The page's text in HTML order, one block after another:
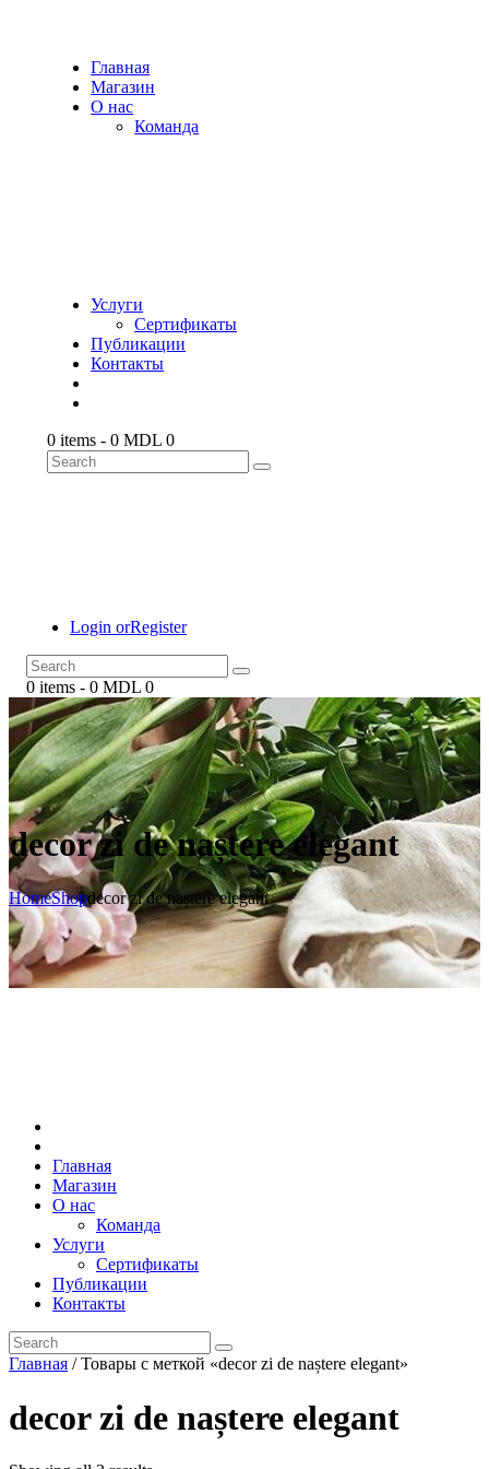
Главная
Магазин
О нас
Команда
Услуги
Сертификаты
Публикации
Контакты
0 items -0 MDL 0
Login orRegister
0 items - 0 MDL 0
decor zi de naștere elegant
HomeShopdecor zi de naștere elegant
Главная
Магазин
О нас
Команда
Услуги
Сертификаты
Публикации
Контакты
Главная / Товары с меткой «decor zi de naștere elegant»
decor zi de naștere elegant